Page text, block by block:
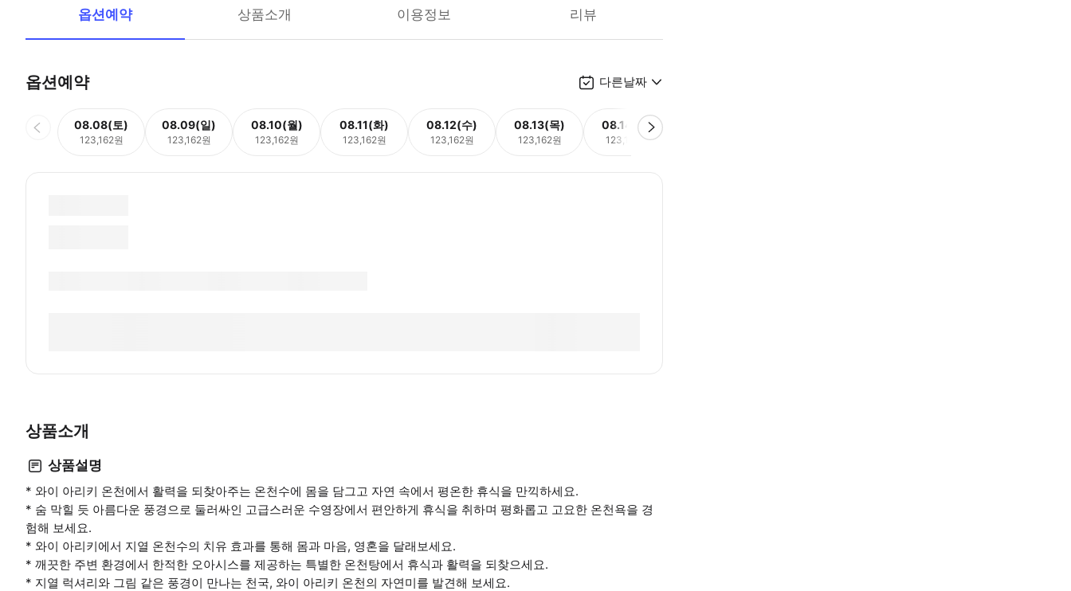
옵션예약 상품소개 이용정보 리뷰
옵션예약 다른날짜
08.08(토)
123,162원
08.09(일)
123,162원
08.10(월)
123,162원
08.11(화)
123,162원
08.12(수)
123,162원
08.13(목)
123,162원
08.14(금)
123,162원
상품소개
상품설명
* 와이 아리키 온천에서 활력을 되찾아주는 온천수에 몸을 담그고 자연 속에서 평온한 휴식을 만끽하세요.
* 숨 막힐 듯 아름다운 풍경으로 둘러싸인 고급스러운 수영장에서 편안하게 휴식을 취하며 평화롭고 고요한 온천욕을 경
험해 보세요.
* 와이 아리키에서 지열 온천수의 치유 효과를 통해 몸과 마음, 영혼을 달래보세요.
* 깨끗한 주변 환경에서 한적한 오아시스를 제공하는 특별한 온천탕에서 휴식과 활력을 되찾으세요.
* 지열 럭셔리와 그림 같은 풍경이 만나는 천국, 와이 아리키 온천의 자연미를 발견해 보세요.